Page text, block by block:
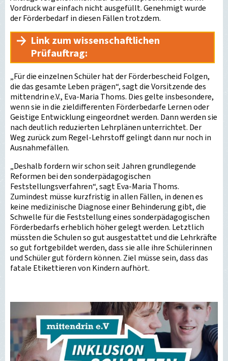
Vordruck war einfach nicht ausgefüllt. Genehmigt wurde
der Förderbedarf in diesen Fällen trotzdem.
Link zum wissenschaftlichen
Prüfauftrag:
„Für die einzelnen Schüler hat der Förderbescheid Folgen,
die das gesamte Leben prägen“, sagt die Vorsitzende des
mittendrin e.V., Eva-Maria Thoms. Dies gelte insbesondere,
wenn sie in die zieldifferenten Förderbedarfe Lernen oder
Geistige Entwicklung eingeordnet werden. Dann werden sie
nach deutlich reduzierten Lehrplänen unterrichtet. Der
Weg zurück zum Regel-Lehrstoff gelingt dann nur noch in
Ausnahmefällen.
„Deshalb fordern wir schon seit Jahren grundlegende
Reformen bei den sonderpädagogischen
Feststellungsverfahren“, sagt Eva-Maria Thoms.
Zumindest müsse kurzfristig in allen Fällen, in denen es
keine medizinische Diagnose einer Behinderung gibt, die
Schwelle für die Feststellung eines sonderpädagogischen
Förderbedarfs erheblich höher gelegt werden. Letztlich
müssten die Schulen so gut ausgestattet und die Lehrkräfte
so gut fortgebildet werden, dass sie alle ihre Schülerinnen
und Schüler gut fördern können. Ziel müsse sein, dass das
fatale Etikettieren von Kindern aufhört.